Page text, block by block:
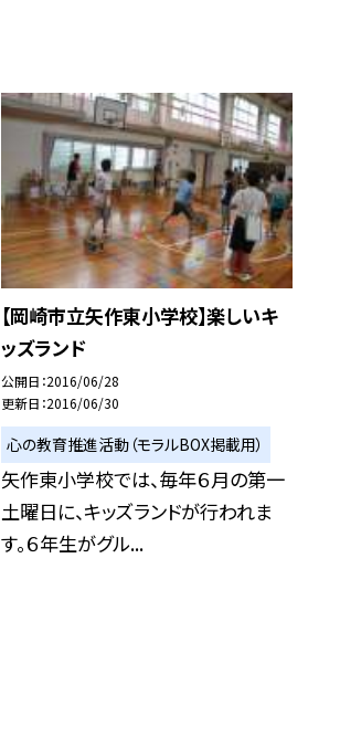
【岡崎市立矢作東小学校】楽しいキ
ッズランド
公開日 2016/06/28
更新日 2016/06/30
心の教育推進活動（モラルBOX掲載用）
矢作東小学校では、毎年６月の第一
土曜日に、キッズランドが行われま
す。６年生がグル...